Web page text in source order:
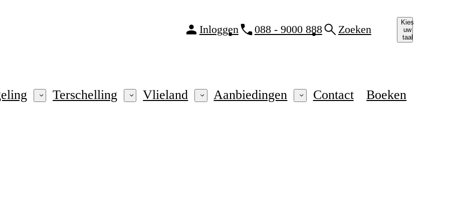
Inloggen 088 - 9000 888 Zoeken
Kies
uw
taal
Terschelling Vlieland Aanbiedingen Contact Boeken